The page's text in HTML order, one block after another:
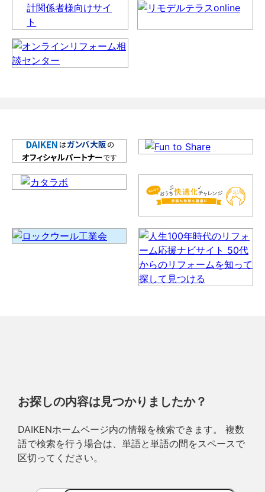
お探しの内容は見つかりましたか？
DAIKENホームページ内の情報を検索できます。 複数
語で検索を行う場合は、単語と単語の間をスペースで
区切ってください。